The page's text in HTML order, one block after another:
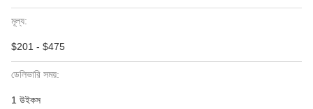
মূল্য:
$201 - $475
ডেলিভারি সময়:
1 উইকস